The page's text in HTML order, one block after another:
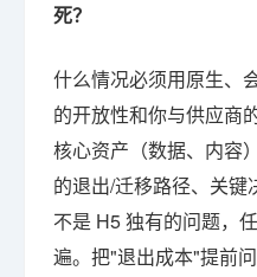
死？
什么情况必须用原生、
的开放性和你与供应商
核心资产（数据、内容
的退出/迁移路径、关
不是 H5 独有的问题，
遍。把"退出成本"提前